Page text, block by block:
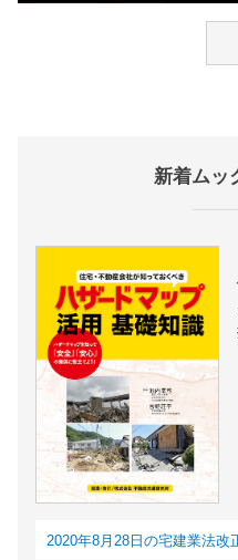
新着ムッ
2020年8月28日の宅建業法改